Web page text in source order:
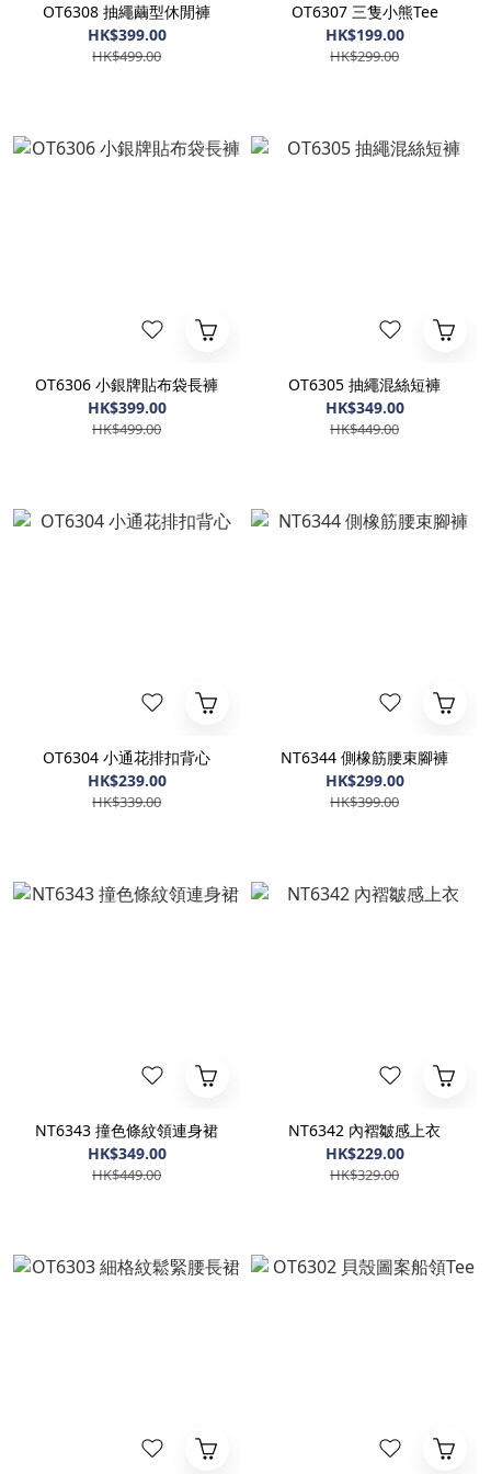
OT6308 抽繩繭型休閒褲
HK$399.00
HK$499.00
OT6307 三隻小熊Tee
HK$199.00
HK$299.00
OT6306 小銀牌貼布袋長褲
HK$399.00
HK$499.00
OT6305 抽繩混絲短褲
HK$349.00
HK$449.00
OT6304 小通花排扣背心
HK$239.00
HK$339.00
NT6344 側橡筋腰束腳褲
HK$299.00
HK$399.00
NT6343 撞色條紋領連身裙
HK$349.00
HK$449.00
NT6342 內褶皺感上衣
HK$229.00
HK$329.00